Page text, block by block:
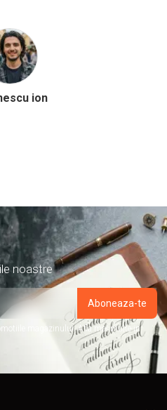
Matei
si birotica de cel putin 10 ani de la
noastre
magazinului. Afla mai multe in